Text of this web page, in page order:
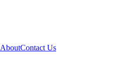
AboutContact Us